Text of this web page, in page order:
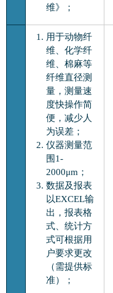
维》；
用于动物纤
维、化学纤
维、棉麻等
纤维直径测
量，测量速
度快操作简
便，减少人
为误差；
仪器测量范
围1-
2000μm；
数据及报表
以EXCEL输
出，报表格
式、统计方
式可根据用
户要求更改
（需提供标
准）；